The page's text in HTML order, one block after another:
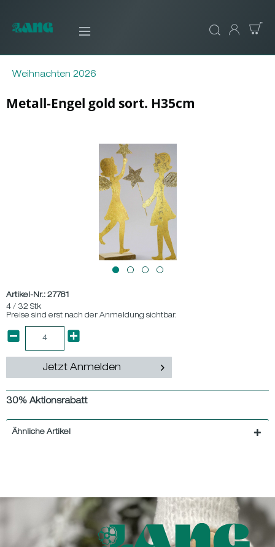
Weihnachten 2026
Metall-Engel gold sort. H35cm
Artikel-Nr.: 27781
4 / 32 Stk
Preise sind erst nach der Anmeldung sichtbar.
Jetzt Anmelden
30% Aktionsrabatt
Ähnliche Artikel